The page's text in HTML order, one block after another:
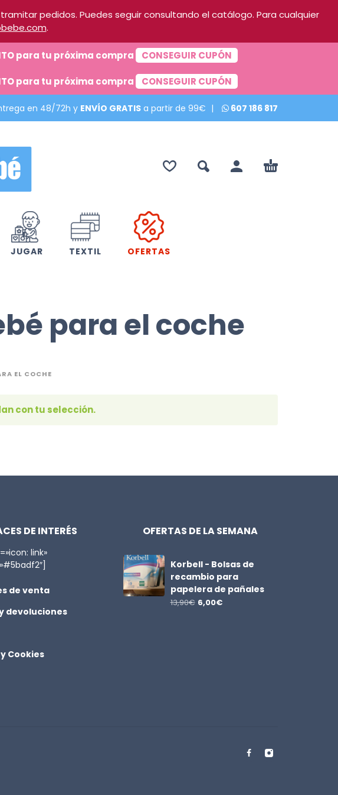
pedidos. Puedes seguir consultando el catálogo. Para cualquier
.
para tu próxima compra CONSEGUIR CUPÓN
para tu próxima compra CONSEGUIR CUPÓN
en 48/72h y ENVÍO GRATIS a partir de 99€ | 607 186 817
JUGAR TEXTIL OFERTAS
para el coche
EL COCHE
con tu selección.
DE INTERÉS
link»
de venta
devoluciones
Cookies
OFERTAS DE LA SEMANA
Korbell - Bolsas de
recambio para
papelera de pañales
13,90€ 6,00€